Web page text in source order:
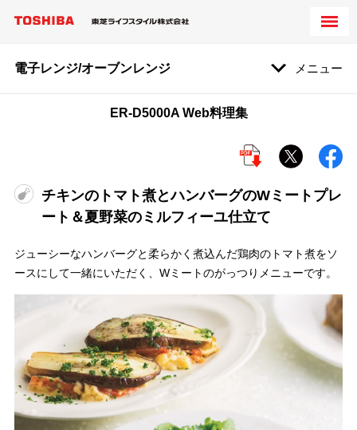
電子レンジ/オーブンレンジ メニュー
ER-D5000A Web料理集
チキンのトマト煮とハンバーグのWミートプレ
ート＆夏野菜のミルフィーユ仕立て
ジューシーなハンバーグと柔らかく煮込んだ鶏肉のトマト煮をソ
ースにして一緒にいただく、Wミートのがっつりメニューです。